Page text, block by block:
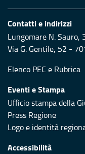
Contatti e indirizzi
Lungomare N.
Via G. Gentile, 52 -
Elenco PEC e Rubrica
Eventi e Stampa
Ufficio stampa della
Press Regione
Logo e identità
Accessibilità